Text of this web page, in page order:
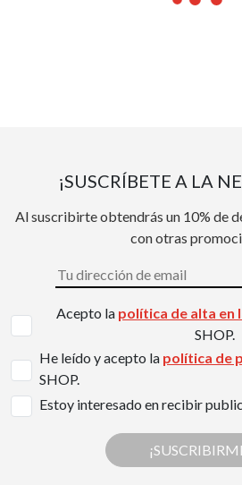
¡SUSCRÍBETE A LA
Al suscribirte obtendrás un 10% de
con otras
Acepto la política de alta en
SHOP.
He leído y acepto la política de
SHOP.
Estoy interesado en recibir